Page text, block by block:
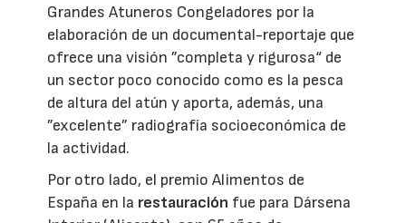
Grandes Atuneros Congeladores por la
elaboración de un documental-reportaje que
ofrece una visión ”completa y rigurosa“ de
un sector poco conocido como es la pesca
de altura del atún y aporta, además, una
”excelente” radiografía socioeconómica de
la actividad.
Por otro lado, el premio Alimentos de
España en la restauración fue para Dársena